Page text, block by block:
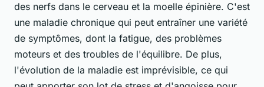
des nerfs dans le cerveau et la moelle épinière. C'est
une maladie chronique qui peut entraîner une variété
de symptômes, dont la fatigue, des problèmes
moteurs et des troubles de l'équilibre. De plus,
l'évolution de la maladie est imprévisible, ce qui